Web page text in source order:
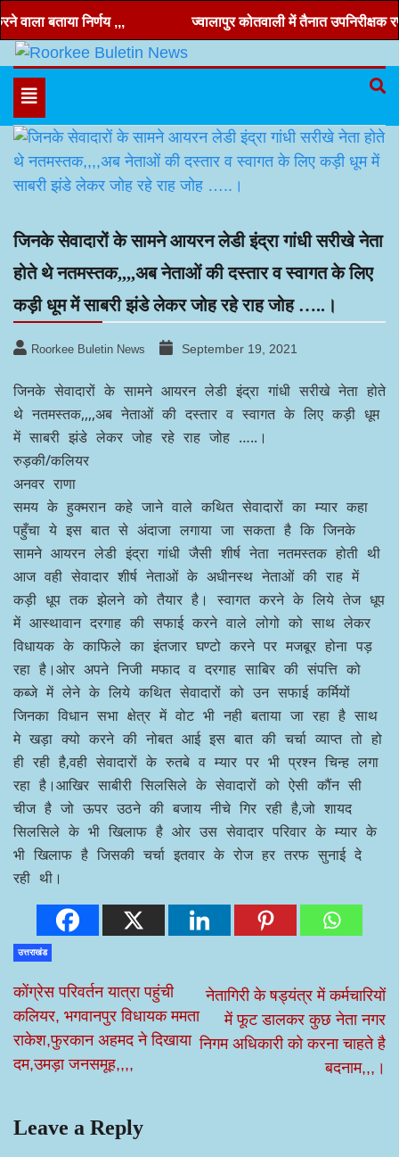
Skip
to
content
बताया निर्णय ,,, ज्वालापुर कोतवाली में तैनात उपनिरीक्षक
Roorkee Buletin News
Hindi news, roorkee news, Uttarakhand news
Toggle
navigation
जिनके सेवादारों के सामने आयरन लेडी इंद्रा गांधी सरीखे नेता
होते थे नतमस्तक,,,,अब नेताओं की दस्तार व स्वागत के लिए
कड़ी धूम में साबरी झंडे लेकर जोह रहे राह जोह …..।
Roorkee Buletin News September 19, 2021
जिनके सेवादारों के सामने आयरन लेडी इंद्रा गांधी सरीखे नेता होते
थे नतमस्तक,,,,अब नेताओं की दस्तार व स्वागत के लिए कड़ी धूम
में साबरी झंडे लेकर जोह रहे राह जोह …..।
रुड़की/कलियर
अनवर राणा
समय के हुक्मरान कहे जाने वाले कथित सेवादारों का म्यार कहा
पहुँचा ये इस बात से अंदाजा लगाया जा सकता है कि जिनके
सामने आयरन लेडी इंद्रा गांधी जैसी शीर्ष नेता नतमस्तक होती थी
आज वही सेवादार शीर्ष नेताओं के अधीनस्थ नेताओं की राह में
कड़ी धूप तक झेलने को तैयार है। स्वागत करने के लिये तेज धूप
में आस्थावान दरगाह की सफाई करने वाले लोगो को साथ लेकर
विधायक के काफिले का इंतजार घण्टो करने पर मजबूर होना पड़
रहा है।ओर अपने निजी मफाद व दरगाह साबिर की संपत्ति को
कब्जे में लेने के लिये कथित सेवादारों को उन सफाई कर्मियों
जिनका विधान सभा क्षेत्र में वोट भी नही बताया जा रहा है साथ
मे खड़ा क्यो करने की नोबत आई इस बात की चर्चा व्याप्त तो हो
ही रही है,वही सेवादारों के रुतबे व म्यार पर भी प्रश्न चिन्ह लगा
रहा है।आखिर साबीरी सिलसिले के सेवादारों को ऐसी कौंन सी
चीज है जो ऊपर उठने की बजाय नीचे गिर रही है,जो शायद
सिलसिले के भी खिलाफ है ओर उस सेवादार परिवार के म्यार के
भी खिलाफ है जिसकी चर्चा इतवार के रोज हर तरफ सुनाई दे
रही थी।
उत्तराखंड
कोंग्रेस परिवर्तन यात्रा पहुंची
कलियर, भगवानपुर विधायक ममता
राकेश,फुरकान अहमद ने दिखाया
दम,उमड़ा जनसमूह,,,,
नेतागिरी के षड्यंत्र में कर्मचारियों
में फूट डालकर कुछ नेता नगर
निगम अधिकारी को करना चाहते है
बदनाम,,,।
Leave a Reply